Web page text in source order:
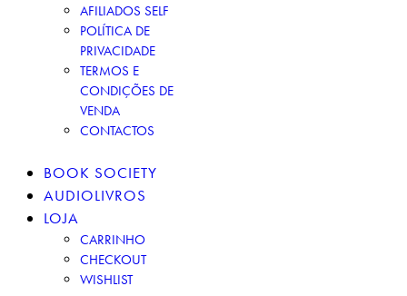
AFILIADOS SELF
POLÍTICA DE
PRIVACIDADE
TERMOS E
CONDIÇÕES DE
VENDA
CONTACTOS
BOOK SOCIETY
AUDIOLIVROS
LOJA
CARRINHO
CHECKOUT
WISHLIST